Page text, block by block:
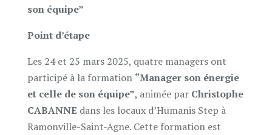
son équipe”
Point d’étape
Les 24 et 25 mars 2025, quatre managers ont
participé à la formation “Manager son énergie
et celle de son équipe”, animée par Christophe
CABANNE dans les locaux d’Humanis Step à
Ramonville-Saint-Agne. Cette formation est